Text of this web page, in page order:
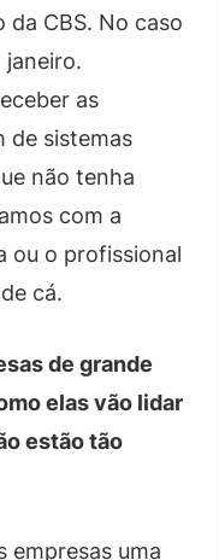
da CBS. No caso
janeiro.
as
de sistemas
não tenha
com a
ou o profissional
cá.
de grande
elas vão lidar
estão tão
empresas uma